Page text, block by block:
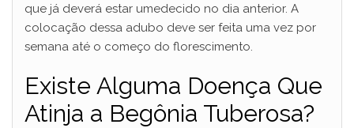
que já deverá estar umedecido no dia anterior. A
colocação dessa adubo deve ser feita uma vez por
semana até o começo do florescimento.
Existe Alguma Doença Que
Atinja a Begônia Tuberosa?